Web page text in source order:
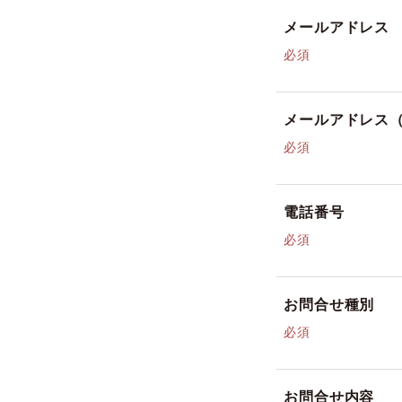
メールアドレス
必須
メールアドレス
必須
電話番号
必須
お問合せ種別
必須
お問合せ内容